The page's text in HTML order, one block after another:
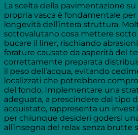
La scelta della pavimentazione
propria vasca è fondamentale per
longevità dell’intera struttura.
sottovalutano cosa mettere sotto
bucare il liner, rischiando
forature causate da asperità del
correttamente preparata
il peso dell’acqua, evitando
localizzati che potrebbero
del fondo. Implementare una
adeguata, a prescindere dal tipo
acquistato, rappresenta un
per chiunque desideri godersi
all’insegna del relax senza brutte